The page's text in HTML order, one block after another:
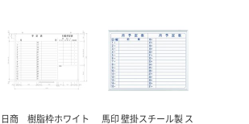
カゴへ
数量
カゴへ
数量
日商 樹脂枠ホワイト
馬印 壁掛スチール製 ス